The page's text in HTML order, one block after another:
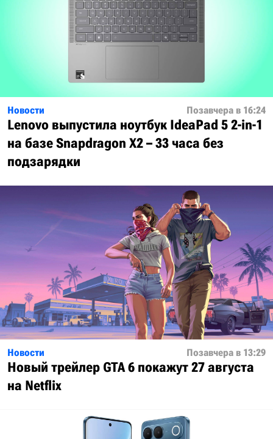
Новости Позавчера в 16:24
Lenovo выпустила ноутбук IdeaPad 5 2-in-1
на базе Snapdragon X2 – 33 часа без
подзарядки
Новости Позавчера в 13:29
Новый трейлер GTA 6 покажут 27 августа
на Netflix